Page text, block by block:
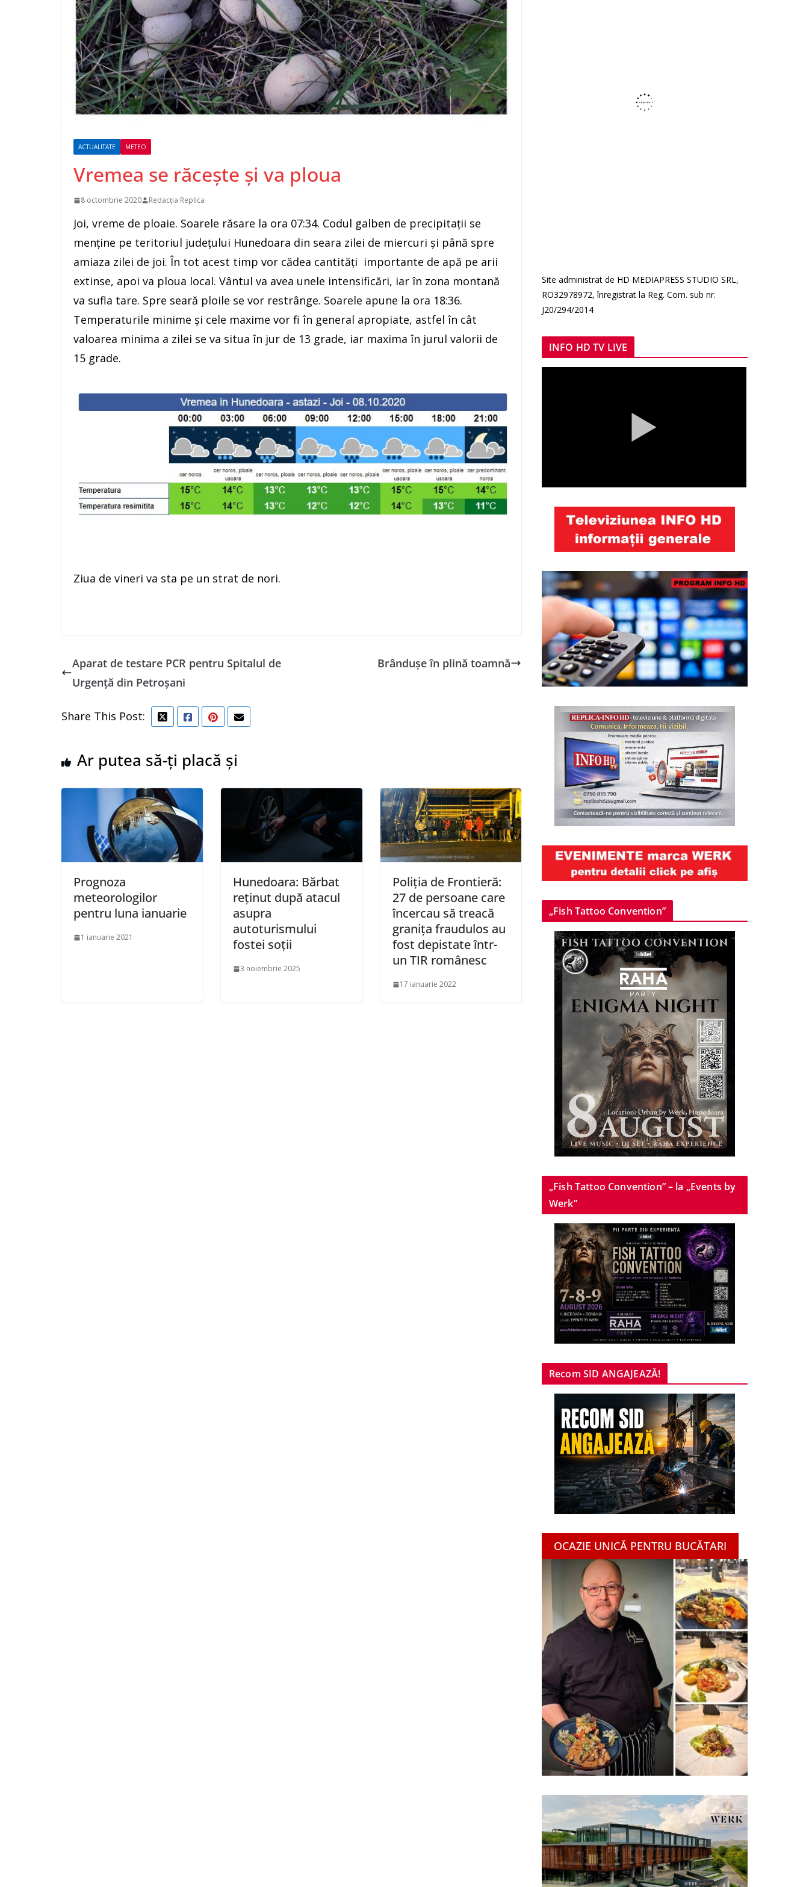
ACTUALITATE METEO
Vremea se răcește și va ploua
8 octombrie 2020 Redacția Replica
Joi, vreme de ploaie. Soarele răsare la ora 07:34. Codul galben de precipitații se
menține pe teritoriul județului Hunedoara din seara zilei de miercuri și până spre
amiaza zilei de joi. În tot acest timp vor cădea cantități importante de apă pe arii
extinse, apoi va ploua local. Vântul va avea unele intensificări, iar în zona montană
va sufla tare. Spre seară ploile se vor restrânge. Soarele apune la ora 18:36.
Temperaturile minime și cele maxime vor fi în general apropiate, astfel în cât
valoarea minima a zilei se va situa în jur de 13 grade, iar maxima în jurul valorii de
15 grade.
Ziua de vineri va sta pe un strat de nori.
Aparat de testare PCR pentru Spitalul de
Urgență din Petroșani
Brândușe în plină toamnă
Share This Post:
Ar putea să-ți placă și
Prognoza
meteorologilor
pentru luna ianuarie
1 ianuarie 2021
Hunedoara: Bărbat
reținut după atacul
asupra
autoturismului
fostei soții
3 noiembrie 2025
Poliția de Frontieră:
27 de persoane care
încercau să treacă
granița fraudulos au
fost depistate într-
un TIR românesc
17 ianuarie 2022
Site administrat de HD MEDIAPRESS STUDIO SRL,
RO32978972, înregistrat la Reg. Com. sub nr.
J20/294/2014
INFO HD TV LIVE
„Fish Tattoo Convention”
„Fish Tattoo Convention” – la „Events by
Werk”
Recom SID ANGAJEAZĂ!
OCAZIE UNICĂ PENTRU BUCĂTARI